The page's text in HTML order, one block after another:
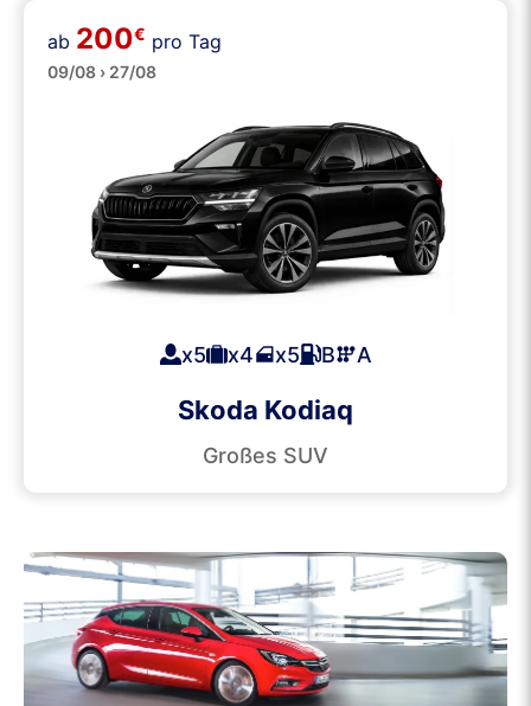
SUVs
ab 200€ pro Tag
09/08 › 27/08
x5 x4 x5 B A
Skoda Kodiaq
Großes SUV